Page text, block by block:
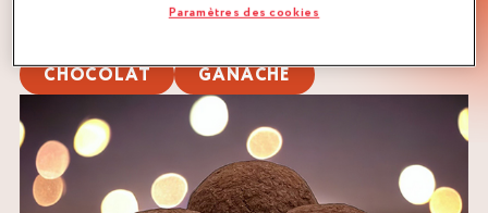
CHOCOLAT
GANACHE
Paramètres des cookies